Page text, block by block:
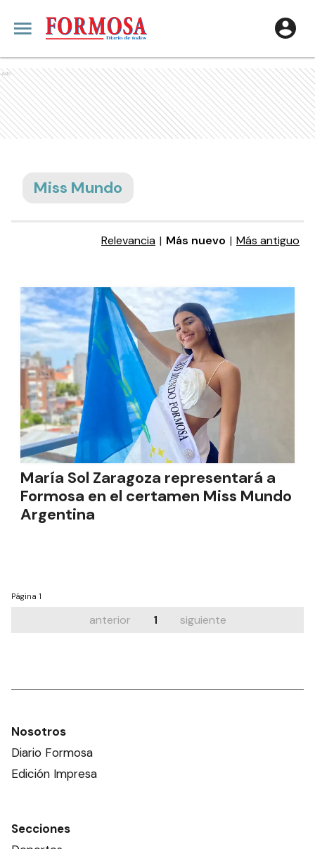
Ads
Miss Mundo
Relevancia | Más nuevo | Más antiguo
María Sol Zaragoza representará a
Formosa en el certamen Miss Mundo
Argentina
Página 1
anterior 1 siguiente
Nosotros
Diario Formosa
Edición Impresa
Secciones